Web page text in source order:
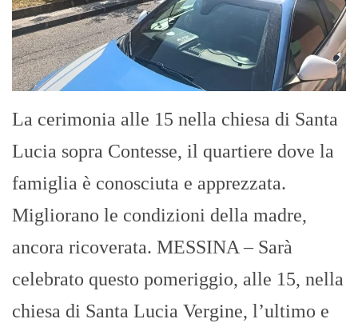
La cerimonia alle 15 nella chiesa di Santa
Lucia sopra Contesse, il quartiere dove la
famiglia è conosciuta e apprezzata.
Migliorano le condizioni della madre,
ancora ricoverata. MESSINA – Sarà
celebrato questo pomeriggio, alle 15, nella
chiesa di Santa Lucia Vergine, l’ultimo e